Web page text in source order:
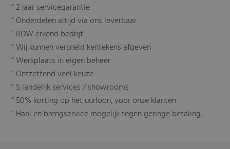
” 2 jaar servicegarantie
” Onderdelen altijd via ons leverbaar
” RDW erkend bedrijf
” Wij kunnen versneld kentekens afgeven
” Werkplaats in eigen beheer
” Ontzettend veel keuze
” 5 landelijk services / showrooms
” 50% korting op het uurloon, voor onze klanten
” Haal en brengservice mogelijk tegen geringe betaling.